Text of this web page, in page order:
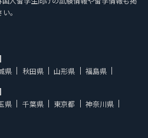
。
県 秋田県 山形県
福島県
県 千葉県 東京都
神奈川県